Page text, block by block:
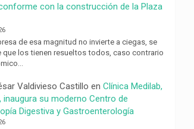
con la construcción de la Plaza
de esa magnitud no invierte a ciegas, se
que los tienen resueltos todos, caso contrario
Valdivieso Castillo enClínica Medilab,
inaugura su moderno Centro de
Digestiva y Gastroenterología